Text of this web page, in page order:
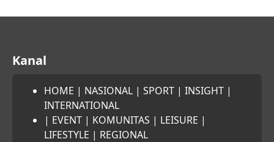
Kanal
HOME | NASIONAL | SPORT | INSIGHT |
INTERNATIONAL
| EVENT | KOMUNITAS | LEISURE |
LIFESTYLE | REGIONAL